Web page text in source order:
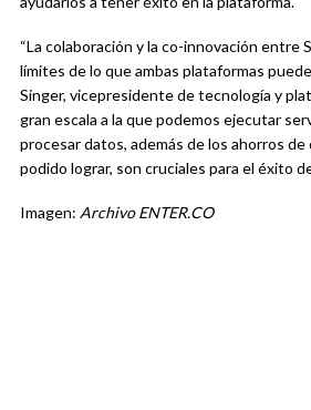
“La colaboración y la co-innovación entre
límites de lo que ambas plataformas
Singer, vicepresidente de tecnología y
gran escala a la que podemos ejecutar
procesar datos, además de los ahorros
podido lograr, son cruciales para el éxito
Imagen: Archivo ENTER.CO